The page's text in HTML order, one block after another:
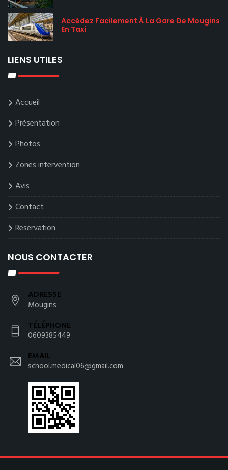
Accédez Facilement À La Gare De Mougins
En Taxi
LIENS UTILES
Accueil
Présentation
Photos
Zones intervention
Avis
Contact
Reservation
NOUS CONTACTER
ADRESSE
Mougins
TÉLÉPHONE
0609385449
EMAIL
school.medical06@gmail.com